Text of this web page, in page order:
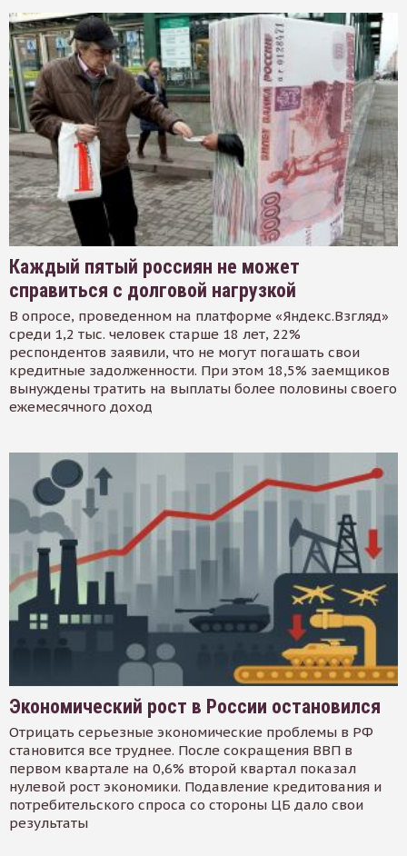
Каждый пятый россиян не может
справиться с долговой нагрузкой
В опросе, проведенном на платформе «Яндекс.Взгляд»
среди 1,2 тыс. человек старше 18 лет, 22%
респондентов заявили, что не могут погашать свои
кредитные задолженности. При этом 18,5% заемщиков
вынуждены тратить на выплаты более половины своего
ежемесячного доход
Экономический рост в России остановился
Отрицать серьезные экономические проблемы в РФ
становится все труднее. После сокращения ВВП в
первом квартале на 0,6% второй квартал показал
нулевой рост экономики. Подавление кредитования и
потребительского спроса со стороны ЦБ дало свои
результаты